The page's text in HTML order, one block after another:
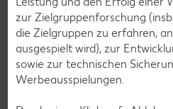
zur Zielgruppenforschung
die Zielgruppen zu erfahren,
ausgespielt wird), zur
sowie zur technischen
Werbeausspielungen.